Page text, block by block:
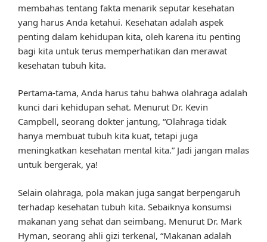
membahas tentang fakta menarik seputar kesehatan
yang harus Anda ketahui. Kesehatan adalah aspek
penting dalam kehidupan kita, oleh karena itu penting
bagi kita untuk terus memperhatikan dan merawat
kesehatan tubuh kita.
Pertama-tama, Anda harus tahu bahwa olahraga adalah
kunci dari kehidupan sehat. Menurut Dr. Kevin
Campbell, seorang dokter jantung, “Olahraga tidak
hanya membuat tubuh kita kuat, tetapi juga
meningkatkan kesehatan mental kita.” Jadi jangan malas
untuk bergerak, ya!
Selain olahraga, pola makan juga sangat berpengaruh
terhadap kesehatan tubuh kita. Sebaiknya konsumsi
makanan yang sehat dan seimbang. Menurut Dr. Mark
Hyman, seorang ahli gizi terkenal, “Makanan adalah